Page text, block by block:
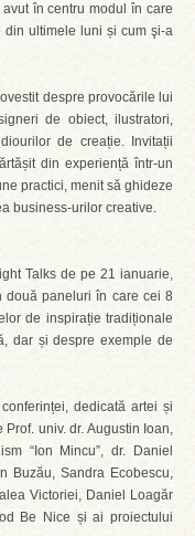
în centru modul în care
din ultimele luni și cum şi-a
despre provocările lui
de obiect, ilustratori,
de creație. Invitații
din experiență într-un
practici, menit să ghideze
business-urilor creative.
Talks de pe 21 ianuarie,
două paneluri în care cei 8
de inspirație tradiționale
dar și despre exemple de
dedicată artei și
univ. dr. Augustin Ioan,
“Ion Mincu”, dr. Daniel
Buzău, Sandra Ecobescu,
Victoriei, Daniel Loagăr
Be Nice și ai proiectului